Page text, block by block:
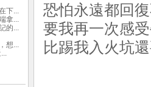
恐怕永遠都回
要我再一次感
比踢我入火坑
下...
拿...
的...
想...